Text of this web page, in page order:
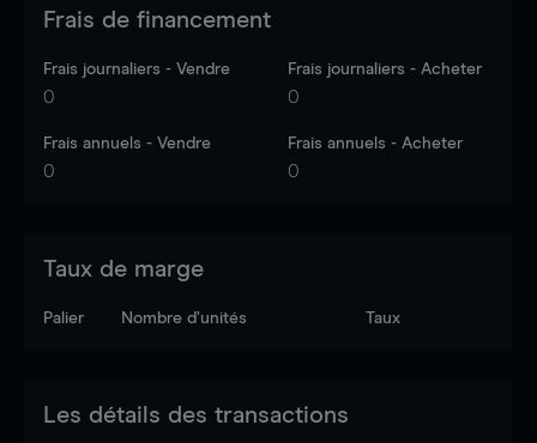
Frais de financement
Frais journaliers - Vendre
0
Frais journaliers - Acheter
0
Frais annuels - Vendre
0
Frais annuels - Acheter
0
Taux de marge
Palier Nombre d’unités Taux
Les détails des transactions